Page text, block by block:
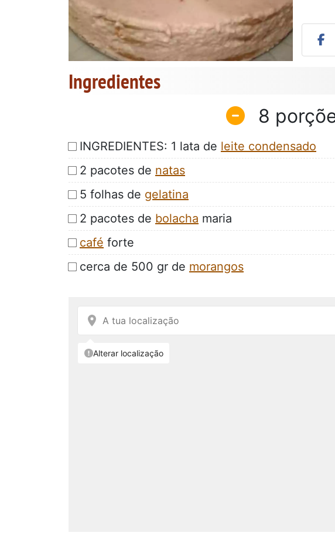
Ingredientes
8
INGREDIENTES: 1 lata de leite condensado
2 pacotes de natas
5 folhas de gelatina
2 pacotes de bolacha maria
café forte
cerca de 500 gr de morangos